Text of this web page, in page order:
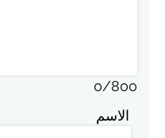
0/800
الاسم